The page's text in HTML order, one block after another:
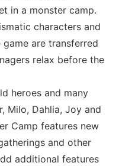
in a monster camp.
characters and
are transferred
relax before the
heroes and many
Milo, Dahlia, Joy and
Camp features new
and other
additional features